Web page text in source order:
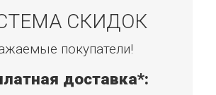
СКИДОК
покупатели!
доставка*: